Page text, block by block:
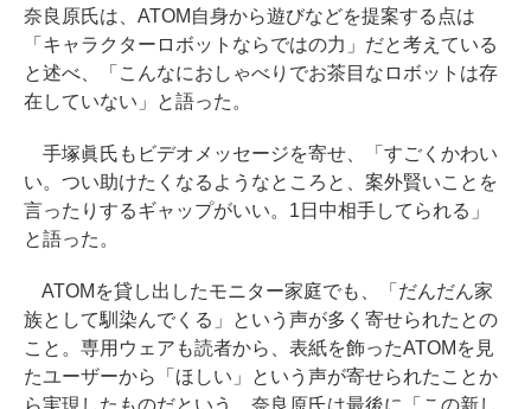
奈良原氏は、ATOM自身から遊びなどを提案する点は
「キャラクターロボットならではの力」だと考えている
と述べ、「こんなにおしゃべりでお茶目なロボットは存
在していない」と語った。
手塚眞氏もビデオメッセージを寄せ、「すごくかわい
い。つい助けたくなるようなところと、案外賢いことを
言ったりするギャップがいい。1日中相手してられる」
と語った。
ATOMを貸し出したモニター家庭でも、「だんだん家
族として馴染んでくる」という声が多く寄せられたとの
こと。専用ウェアも読者から、表紙を飾ったATOMを見
たユーザーから「ほしい」という声が寄せられたことか
ら実現したものだという。奈良原氏は最後に「この新し